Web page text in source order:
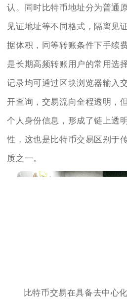
认。同时比特币地址分为普通
见证地址等不同格式，隔离见
据体积，同等转账条件下手续
是长期高频转账用户的常用选
记录均可通过区块浏览器输入
开查询，交易流向全程透明，
个人身份信息，形成了链上透
性，这也是比特币交易区别于
质之一。
比特币交易在具备去中心